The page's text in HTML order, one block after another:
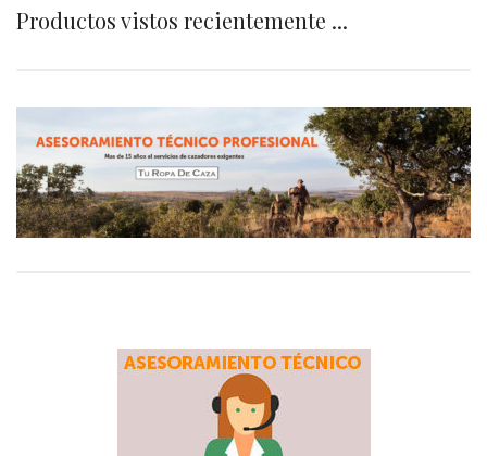
Productos vistos recientemente ...